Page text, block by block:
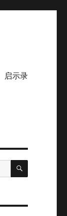
启示录
SEARCH